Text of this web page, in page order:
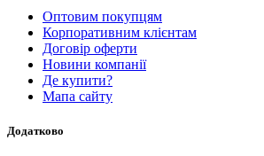
Оптовим покупцям
Корпоративним клієнтам
Договір оферти
Новини компанії
Де купити?
Мапа сайту
Додатково